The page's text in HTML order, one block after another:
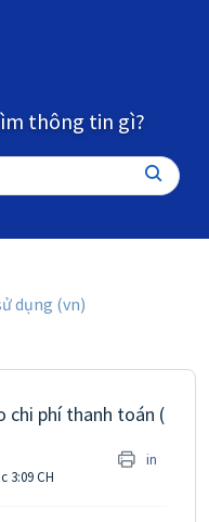
thông tin gì?
dụng (vn)
chi phí thanh toán (
in
3:09 CH